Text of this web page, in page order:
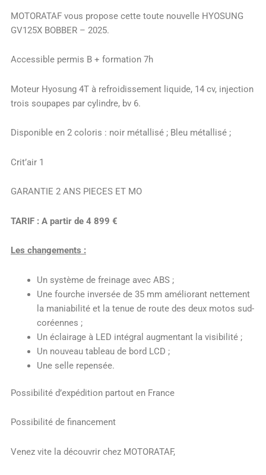
MOTORATAF vous propose cette toute nouvelle HYOSUNG
GV125X BOBBER – 2025.
Accessible permis B + formation 7h
Moteur Hyosung 4T à refroidissement liquide, 14 cv, injection
trois soupapes par cylindre, bv 6.
Disponible en 2 coloris : noir métallisé ; Bleu métallisé ;
Crit’air 1
GARANTIE 2 ANS PIECES ET MO
TARIF : A partir de 4 899 €
Les changements :
Un système de freinage avec ABS ;
Une fourche inversée de 35 mm améliorant nettement
la maniabilité et la tenue de route des deux motos sud-
coréennes ;
Un éclairage à LED intégral augmentant la visibilité ;
Un nouveau tableau de bord LCD ;
Une selle repensée.
Possibilité d’expédition partout en France
Possibilité de financement
Venez vite la découvrir chez MOTORATAF,